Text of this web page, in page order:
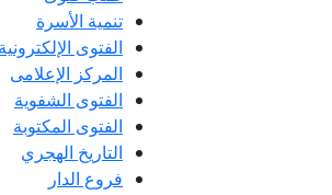
تنمية الأسرة
الفتوى الإلكترونية
المركز الإعلامى
الفتوى الشفوية
الفتوى المكتوبة
التاريخ الهجري
فروع الدار